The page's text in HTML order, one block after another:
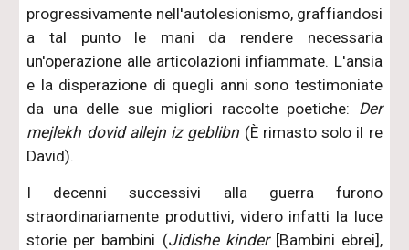
progressivamente nell'autolesionismo, graffiandosi
a tal punto le mani da rendere necessaria
un'operazione alle articolazioni infiammate. L'ansia
e la disperazione di quegli anni sono testimoniate
da una delle sue migliori raccolte poetiche: Der
mejlekh dovid allejn iz geblibn (È rimasto solo il re
David).
I decenni successivi alla guerra furono
straordinariamente produttivi, videro infatti la luce
storie per bambini (Jidishe kinder[Bambini ebrei],